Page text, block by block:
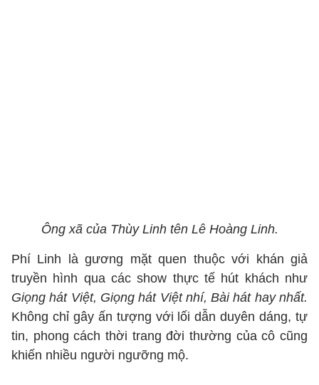
Ông xã của Thùy Linh tên Lê Hoàng Linh.
Phí Linh là gương mặt quen thuộc với khán giả
truyền hình qua các show thực tế hút khách như
Giọng hát Việt, Giọng hát Việt nhí, Bài hát hay nhất.
Không chỉ gây ấn tượng với lối dẫn duyên dáng, tự
tin, phong cách thời trang đời thường của cô cũng
khiến nhiều người ngưỡng mộ.